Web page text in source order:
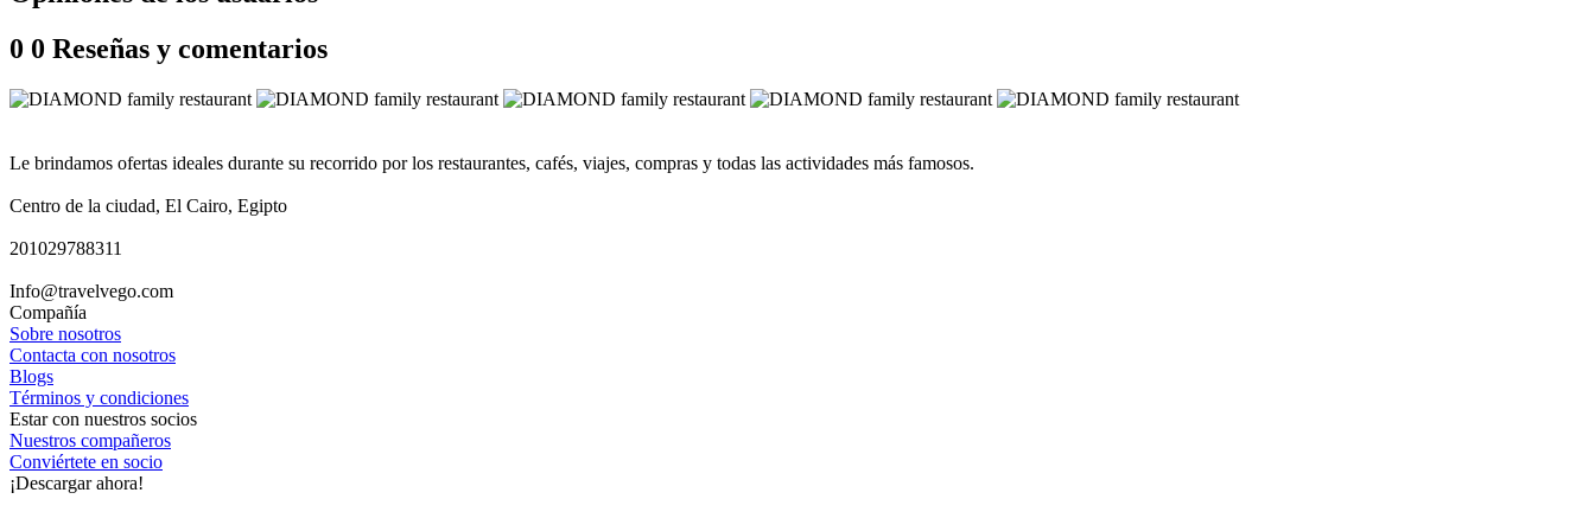
0 0 Reseñas y comentarios
Le brindamos ofertas ideales durante su recorrido por los restaurantes, cafés, viajes, compras y todas las actividades más famosos.
Centro de la ciudad, El Cairo, Egipto
201029788311
Info@travelvego.com
Compañía
Sobre nosotros
Contacta con nosotros
Blogs
Términos y condiciones
Estar con nuestros socios
Nuestros compañeros
Conviértete en socio
¡Descargar ahora!